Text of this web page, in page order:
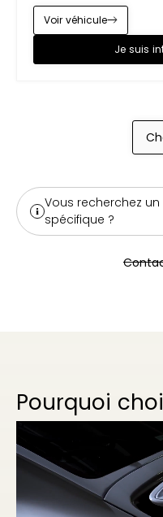
Je suis
Voir véhicule
Vous recherchez
spécifique ?
Pourquoi